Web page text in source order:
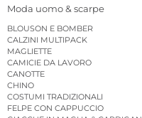
Moda uomo & scarpe
BLOUSON E BOMBER
CALZINI MULTIPACK
MAGLIETTE
CAMICIE DA LAVORO
CANOTTE
CHINO
COSTUMI TRADIZIONALI
FELPE CON CAPPUCCIO